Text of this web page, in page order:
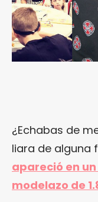
¿Echabas de
liara de alguna
apareció en
modelazo de